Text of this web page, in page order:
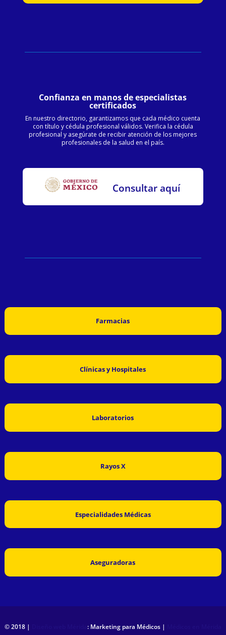
Confianza en manos de especialistas
certificados
En nuestro directorio, garantizamos que cada médico cuenta
con título y cédula profesional válidos. Verifica la cédula
profesional y asegúrate de recibir atención de los mejores
profesionales de la salud en el país.
Consultar aquí
Farmacias
Clínicas y Hospitales
Laboratorios
Rayos X
Especialidades Médicas
Aseguradoras
© 2018 | : Marketing para Médicos |